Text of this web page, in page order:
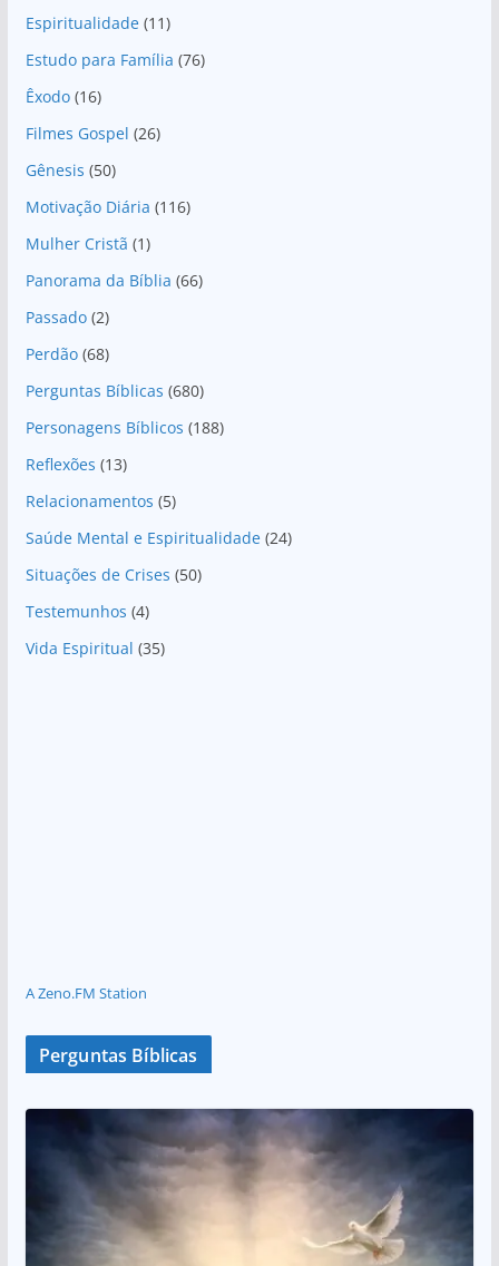
Espiritualidade(11)
Estudo para Família (76)
Êxodo(16)
Filmes Gospel (26)
Gênesis (50)
Motivação Diária (116)
Mulher Cristã (1)
Panorama da Bíblia (66)
Passado(2)
Perdão(68)
Perguntas Bíblicas (680)
Personagens Bíblicos (188)
Reflexões (13)
Relacionamentos (5)
Saúde Mental e Espiritualidade(24)
Situações de Crises (50)
Testemunhos (4)
Vida Espiritual (35)
A Zeno.FM Station
Perguntas Bíblicas